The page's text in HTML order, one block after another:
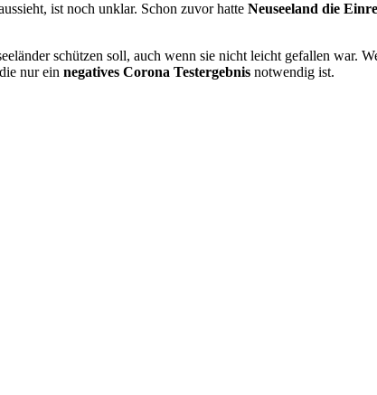
ist noch unklar. Schon zuvor hatte Neuseeland die
schützen soll, auch wenn sie nicht leicht gefallen war.
nur ein negatives Corona Testergebnis notwendig ist.